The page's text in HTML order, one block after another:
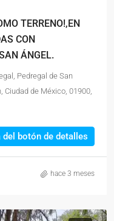
TERRENO!,EN
CON
ÁNGEL.
Pedregal de San
Ciudad de México, 01900,
del botón de detalles
hace 3 meses